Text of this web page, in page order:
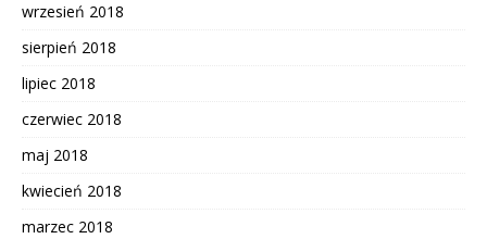
wrzesień 2018
sierpień 2018
lipiec 2018
czerwiec 2018
maj 2018
kwiecień 2018
marzec 2018